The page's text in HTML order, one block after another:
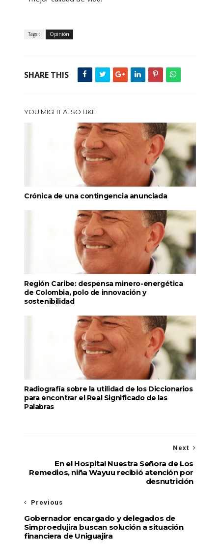
Tags : Opinión
SHARE THIS
YOU MIGHT ALSO LIKE
Crónica de una contingencia anunciada
Región Caribe: despensa minero-energética
de Colombia, polo de innovación y
sostenibilidad
Radiografía sobre la utilidad de los Diccionarios
para encontrar el Real Significado de las
Palabras
Next
En el Hospital Nuestra Señora de Los
Remedios, niña Wayuu recibió atención por
desnutrición
Previous
Gobernador encargado y delegados de
Simproedujira buscan solución a situación
financiera de Uniguajira